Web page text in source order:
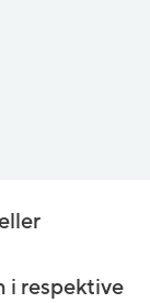
i respektive